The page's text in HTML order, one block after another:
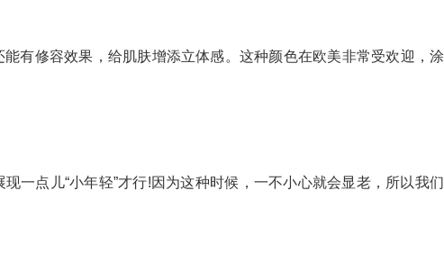
有修容效果，给肌肤增添立体感。这种颜色在欧美非常受欢迎，涂
一点儿“小年轻”才行!因为这种时候，一不小心就会显老，所以我们